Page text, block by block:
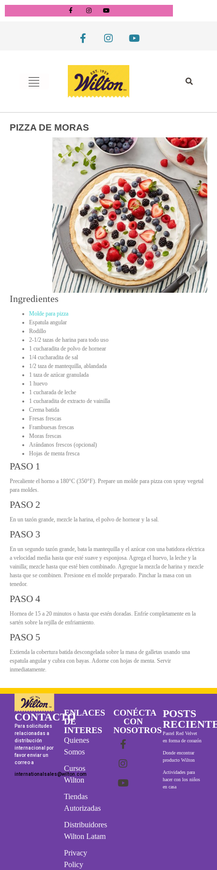
PIZZA DE MORAS
Ingredientes
Molde para pizza
Espatula angular
Rodillo
2-1/2 tazas de harina para todo uso
1 cucharadita de polvo de hornear
1/4 cucharadita de sal
1/2 taza de mantequilla, ablandada
1 taza de azúcar granulada
1 huevo
1 cucharada de leche
1 cucharadita de extracto de vainilla
Crema batida
Fresas frescas
Frambuesas frescas
Moras frescas
Arándanos frescos (opcional)
Hojas de menta fresca
PASO 1
Precaliente el horno a 180°C (350°F). Prepare un molde para pizza con spray vegetal
para moldes.
PASO 2
En un tazón grande, mezcle la harina, el polvo de hornear y la sal.
PASO 3
En un segundo tazón grande, bata la mantequilla y el azúcar con una batidora eléctrica
a velocidad media hasta que esté suave y esponjosa. Agrega el huevo, la leche y la
vainilla; mezcle hasta que esté bien combinado. Agregue la mezcla de harina y mezcle
hasta que se combinen. Presione en el molde preparado. Pinchar la masa con un
tenedor.
PASO 4
Hornea de 15 a 20 minutos o hasta que estén doradas. Enfríe completamente en la
sartén sobre la rejilla de enfriamiento.
PASO 5
Extienda la cobertura batida descongelada sobre la masa de galletas usando una
espatula angular y cubra con bayas. Adorne con hojas de menta. Servir
inmediatamente.
CONTACTO
Para solicitudes
relacionadas a
distribución
internacional por
favor enviar un
correo a
internationalsales@wilton.com
ENLACES
DE
INTERES
Quienes
Somos
Cursos
Wilton
Tiendas
Autorizadas
Distribuidores
Wilton Latam
Privacy
Policy
CONÉCTA
CON
NOSOTROS
POSTS
Pastel Red Velvet
en forma de corazón
Donde encontrar
producto Wilton
Actividades para
hacer con los niños
en casa